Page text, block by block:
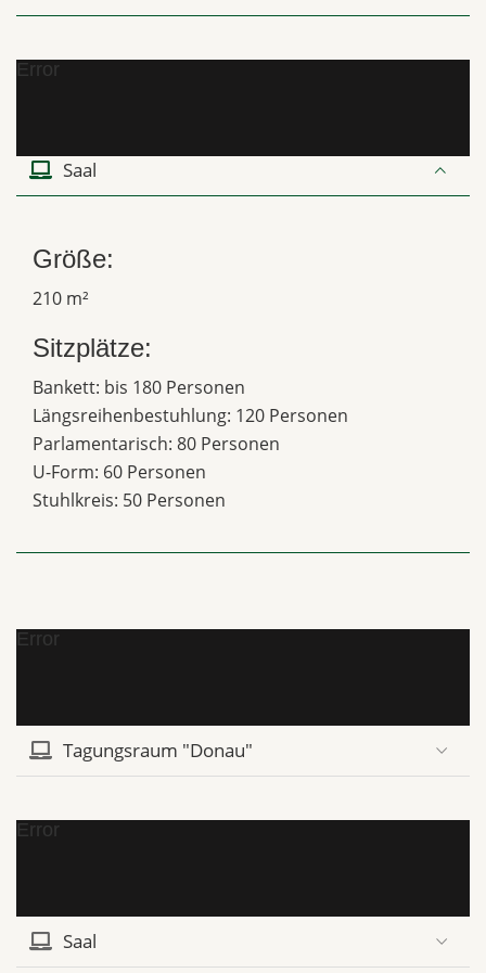
Error
Saal
Größe:
210 m²
Sitzplätze:
Bankett: bis 180 Personen
Längsreihenbestuhlung: 120 Personen
Parlamentarisch: 80 Personen
U-Form: 60 Personen
Stuhlkreis: 50 Personen
Error
Tagungsraum "Donau"
Error
Saal